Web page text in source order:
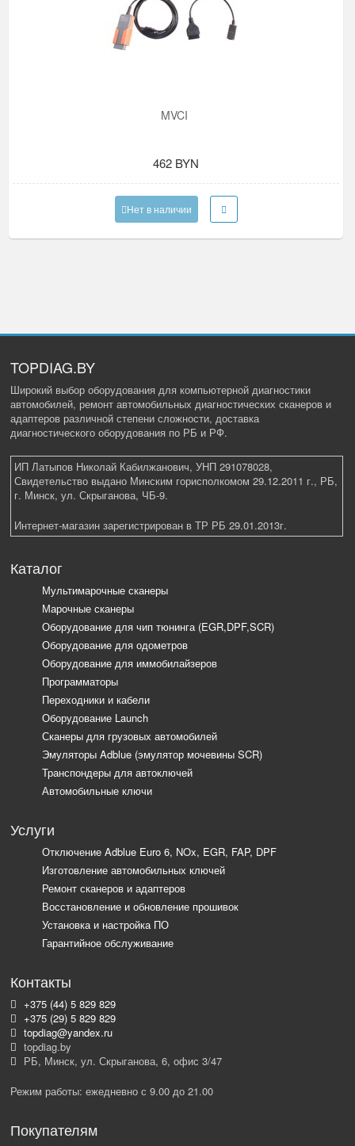
MVCI
462 BYN
Нет в наличии
TOPDIAG.BY
Широкий выбор оборудования для компьютерной диагностики
автомобилей, ремонт автомобильных диагностических сканеров и
адаптеров различной степени сложности, доставка
диагностического оборудования по РБ и РФ.
ИП Латыпов Николай Кабилжанович, УНП 291078028,
Свидетельство выдано Минским горисполкомом 29.12.2011 г., РБ,
г. Минск, ул. Скрыганова, ЧБ-9.
Интернет-магазин зарегистрирован в ТР РБ 29.01.2013г.
Каталог
Мультимарочные сканеры
Марочные сканеры
Оборудование для чип тюнинга (EGR,DPF,SCR)
Оборудование для одометров
Оборудование для иммобилайзеров
Программаторы
Переходники и кабели
Оборудование Launch
Сканеры для грузовых автомобилей
Эмуляторы Adblue (эмулятор мочевины SCR)
Транспондеры для автоключей
Автомобильные ключи
Услуги
Отключение Adblue Euro 6, NOx, EGR, FAP, DPF
Изготовление автомобильных ключей
Ремонт сканеров и адаптеров
Восстановление и обновление прошивок
Установка и настройка ПО
Гарантийное обслуживание
Контакты
+375 (44) 5 829 829
+375 (29) 5 829 829
topdiag@yandex.ru
topdiag.by
РБ, Минск, ул. Скрыганова, 6, офис 3/47
Режим работы: ежедневно с 9.00 до 21.00
Покупателям